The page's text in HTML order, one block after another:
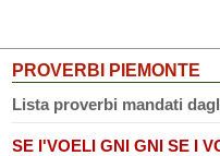
PROVERBI PIEMONTE
Lista proverbi mandati
SE I'VOELI GNI GNI SE I